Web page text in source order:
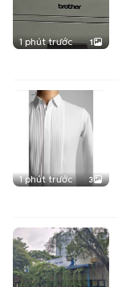
1 phút trước 1
1 phút trước 3